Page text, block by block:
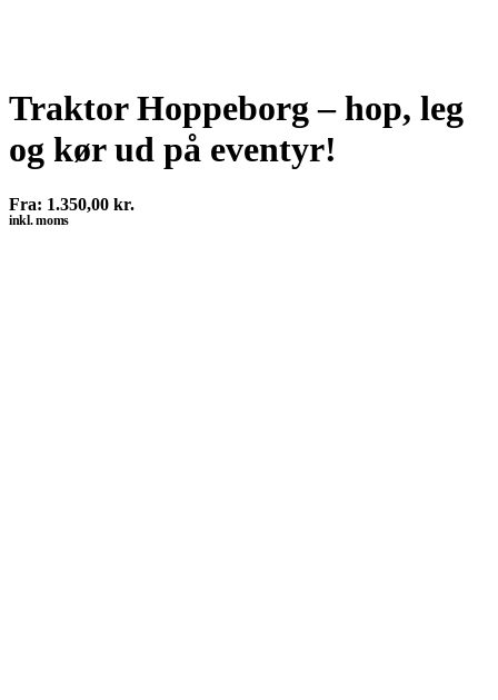
Traktor Hoppeborg – hop, leg
og kør ud på eventyr!
Fra: 1.350,00 kr.
inkl. moms